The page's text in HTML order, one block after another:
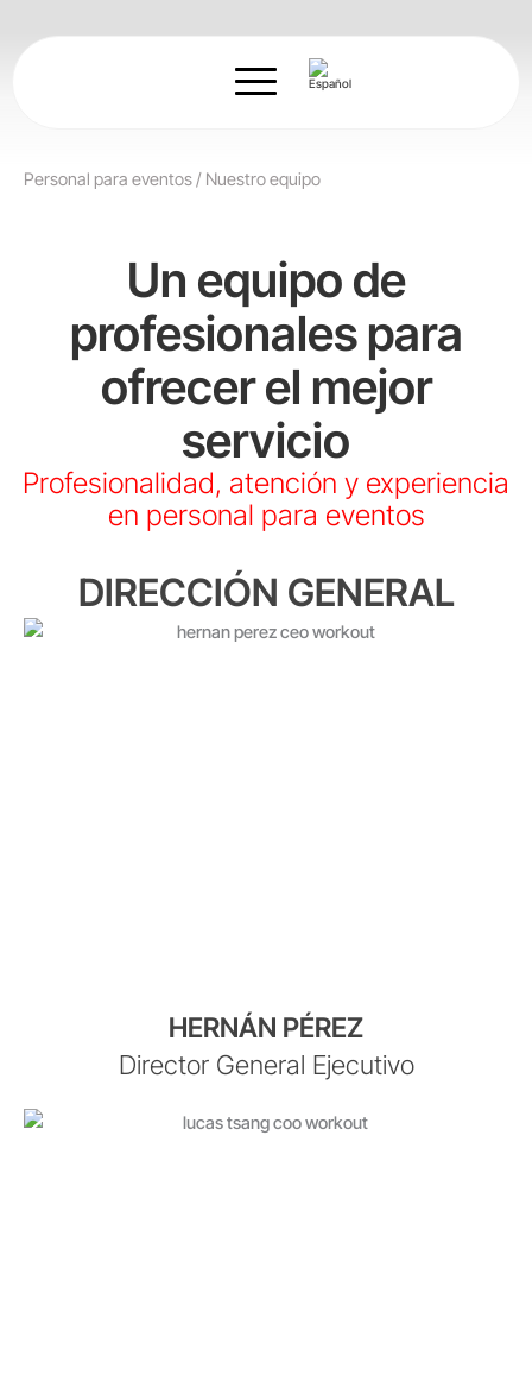
Personal para eventos/ Nuestro equipo
Un equipo de
profesionales para
ofrecer el mejor
servicio
Profesionalidad, atención y experiencia
en personal para eventos
DIRECCIÓN GENERAL
HERNÁN PÉREZ
Director General Ejecutivo